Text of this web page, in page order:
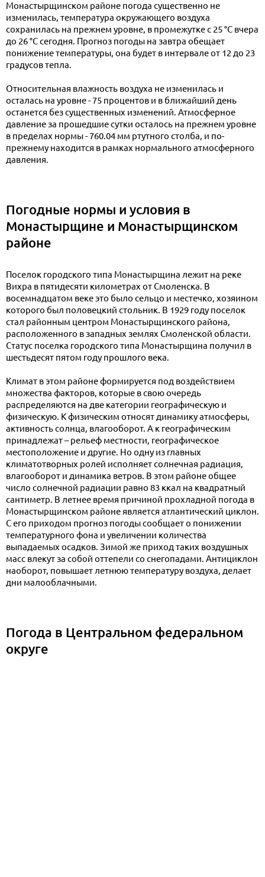
Монастырщинском районе погода существенно не
изменилась, температура окружающего воздуха
сохранилась на прежнем уровне, в промежутке с 25 °C вчера
до 26 °C сегодня. Прогноз погоды на завтра обещает
понижение температуры, она будет в интервале от 12 до 23
градусов тепла.
Относительная влажность воздуха не изменилась и
осталась на уровне - 75 процентов и в ближайший день
останется без существенных изменений. Атмосферное
давление за прошедшие сутки осталось на прежнем уровне
в пределах нормы - 760.04 мм ртутного столба, и по-
прежнему находится в рамках нормального атмосферного
давления.
Погодные нормы и условия в
Монастырщине и Монастырщинском
районе
Поселок городского типа Монастырщина лежит на реке
Вихра в пятидесяти километрах от Смоленска. В
восемнадцатом веке это было сельцо и местечко, хозяином
которого был половецкий стольник. В 1929 году поселок
стал районным центром Монастырщинского района,
расположенного в западных землях Смоленской области.
Статус поселка городского типа Монастырщина получил в
шестьдесят пятом году прошлого века.
Климат в этом районе формируется под воздействием
множества факторов, которые в свою очередь
распределяются на две категории географическую и
физическую. К физическим относят динамику атмосферы,
активность солнца, влагооборот. А к географическим
принадлежат – рельеф местности, географическое
местоположение и другие. Но одну из главных
климатотворных ролей исполняет солнечная радиация,
влагооборот и динамика ветров. В этом районе общее
число солнечной радиации равно 83 ккал на квадратный
сантиметр. В летнее время причиной прохладной погода в
Монастырщинском районе является атлантический циклон.
С его приходом прогноз погоды сообщает о понижении
температурного фона и увеличении количества
выпадаемых осадков. Зимой же приход таких воздушных
масс влекут за собой оттепели со снегопадами. Антициклон
наоборот, повышает летнюю температуру воздуха, делает
дни малооблачными.
Погода в Центральном федеральном
округе